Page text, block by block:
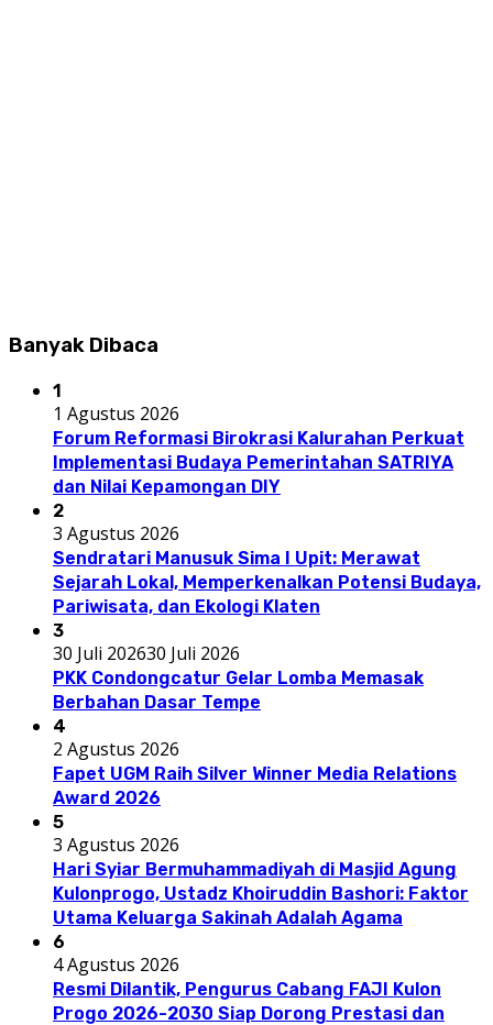
Banyak Dibaca
1
1 Agustus 2026
Forum Reformasi Birokrasi Kalurahan Perkuat
Implementasi Budaya Pemerintahan SATRIYA
dan Nilai Kepamongan DIY
2
3 Agustus 2026
Sendratari Manusuk Sima I Upit: Merawat
Sejarah Lokal, Memperkenalkan Potensi Budaya,
Pariwisata, dan Ekologi Klaten
3
30 Juli 202630 Juli 2026
PKK Condongcatur Gelar Lomba Memasak
Berbahan Dasar Tempe
4
2 Agustus 2026
Fapet UGM Raih Silver Winner Media Relations
Award 2026
5
3 Agustus 2026
Hari Syiar Bermuhammadiyah di Masjid Agung
Kulonprogo, Ustadz Khoiruddin Bashori: Faktor
Utama Keluarga Sakinah Adalah Agama
6
4 Agustus 2026
Resmi Dilantik, Pengurus Cabang FAJI Kulon
Progo 2026-2030 Siap Dorong Prestasi dan